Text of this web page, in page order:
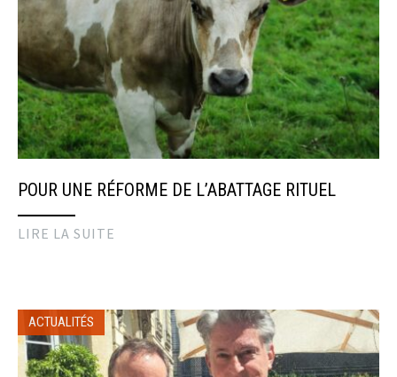
POUR UNE RÉFORME DE L’ABATTAGE RITUEL
LIRE LA SUITE
ACTUALITÉS